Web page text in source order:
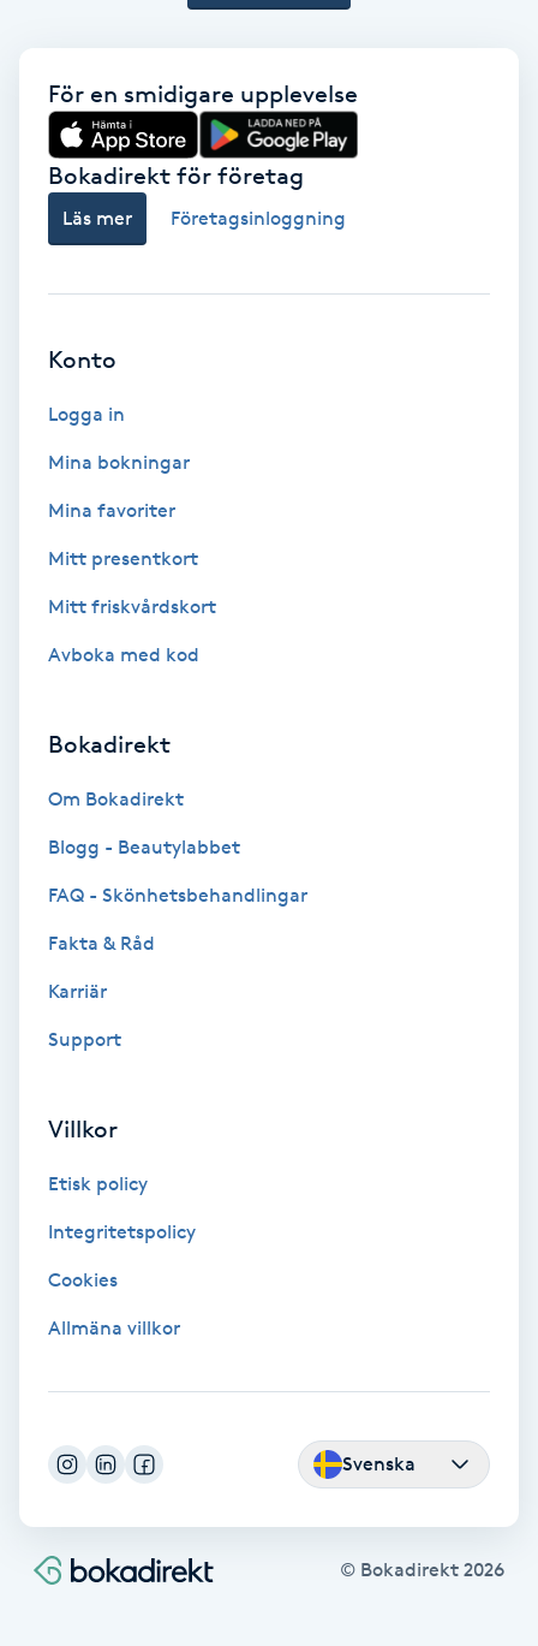
Fotsvamp
Fotvård
Fransförlängning
Fransförlängning Volym
Fransk manikyr
Fransrengöring
Frekvensterapi
Friskvårdsmassage
Frisör
Färgning
Gravidmassage
För en smidigare upplevelse
Bokadirekt för företag
Läs mer Företagsinloggning
Konto
Logga in
Mina bokningar
Mina favoriter
Mitt presentkort
Mitt friskvårdskort
Avboka med kod
Bokadirekt
Om Bokadirekt
Blogg - Beautylabbet
FAQ - Skönhetsbehandlingar
Fakta & Råd
Karriär
Support
Villkor
Etisk policy
Integritetspolicy
Cookies
Allmäna villkor
Svenska
© Bokadirekt 2026